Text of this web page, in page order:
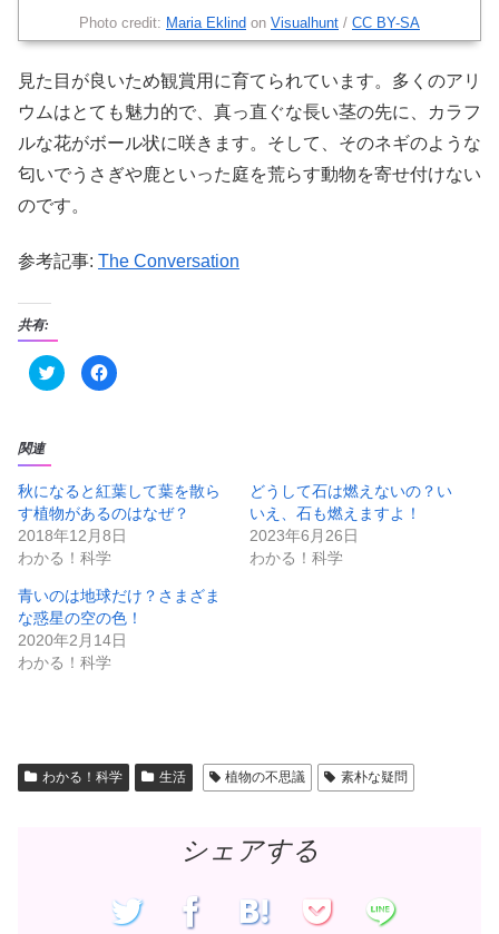
Photo credit: Maria Eklind on Visualhunt / CC BY-SA
見た目が良いため観賞用に育てられています。多くのアリ
ウムはとても魅力的で、真っ直ぐな長い茎の先に、カラフ
ルな花がボール状に咲きます。そして、そのネギのような
匂いでうさぎや鹿といった庭を荒らす動物を寄せ付けない
のです。
参考記事: The Conversation
共有:
ク
リ
t
t
e
r
で
共
有
新
し
い
ウ
ィ
ン
ド
)
F
a
共
有
す
る
に
は
ッ
ク
し
て
く
だ
ィ
ン
ド
関連
秋になると紅葉して葉を散ら
す植物があるのはなぜ？
2018年12月8日
わかる！科学
どうして石は燃えないの？い
いえ、石も燃えますよ！
2023年6月26日
わかる！科学
青いのは地球だけ？さまざま
な惑星の空の色！
2020年2月14日
わかる！科学
わかる！科学 生活 植物の不思議 素朴な疑問
シェアする